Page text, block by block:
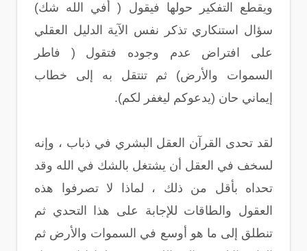
ويقطع التفكير حولها فيقول ( أفي الله شك)
سؤال استنكاري تذكر نفس الآية الدليل العقلي
على افتراض عدم وجوده فتقول ( فاطر
السموات والأرض) ثم تنتقل به إلى خطاب
إيماني حان (يدعوكم ليغفر لكم).
لقد تحدى القرآن العقل البشري في ذباب ، وإنه
لسخف في العقل أن يشتغل بالشك في الله وقد
تحداه بأقل من ذلك ، لماذا لا تصرفوا هذه
العقول والطاقات للإجابة على هذا التحدي ثم
تنطلق إلى ما هو أوسع في السموات والأرض ثم